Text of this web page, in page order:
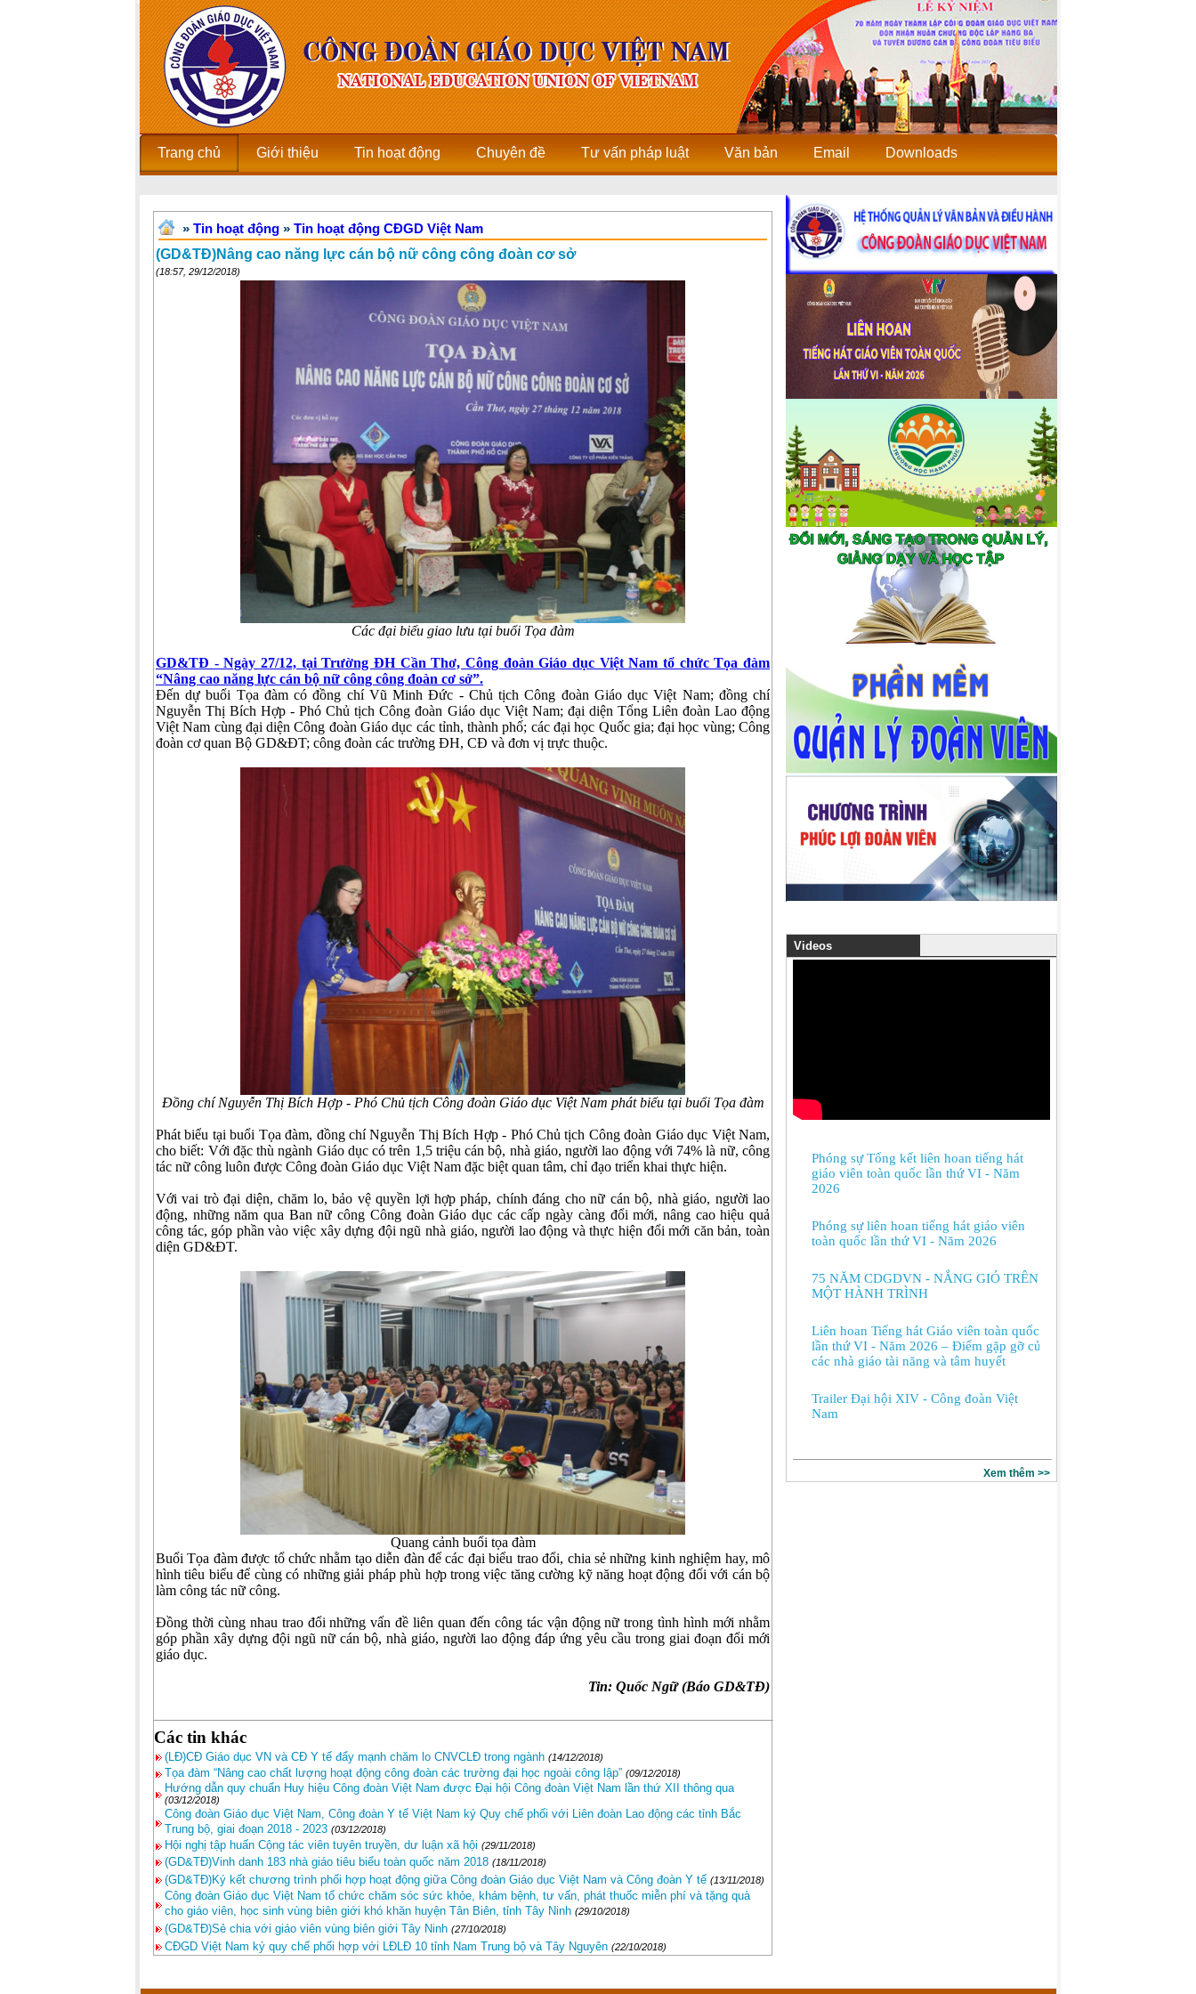
Trang chủ Giới thiệu Tin hoạt động Chuyên đề Tư vấn pháp luật Văn bản Email Downloads
» Tin hoạt động » Tin hoạt động CĐGD Việt Nam
(GD&TĐ)Nâng cao năng lực cán bộ nữ công công đoàn cơ sở
(18:57, 29/12/2018)
Các đại biểu giao lưu tại buổi Tọa đàm
GD&TĐ - Ngày 27/12, tại Trường ĐH Cần Thơ, Công đoàn Giáo dục Việt Nam tổ chức Tọa đàm
“Nâng cao năng lực cán bộ nữ công công đoàn cơ sở”.
Đến dự buổi Tọa đàm có đồng chí Vũ Minh Đức - Chủ tịch Công đoàn Giáo dục Việt Nam; đồng chí
Nguyễn Thị Bích Hợp - Phó Chủ tịch Công đoàn Giáo dục Việt Nam; đại diện Tổng Liên đoàn Lao động
Việt Nam cùng đại diện Công đoàn Giáo dục các tỉnh, thành phố; các đại học Quốc gia; đại học vùng; Công
đoàn cơ quan Bộ GD&ĐT; công đoàn các trường ĐH, CĐ và đơn vị trực thuộc.
Đồng chí Nguyễn Thị Bích Hợp - Phó Chủ tịch Công đoàn Giáo dục Việt Nam phát biểu tại buổi Tọa đàm
Phát biểu tại buổi Tọa đàm, đồng chí Nguyễn Thị Bích Hợp - Phó Chủ tịch Công đoàn Giáo dục Việt Nam,
cho biết: Với đặc thù ngành Giáo dục có trên 1,5 triệu cán bộ, nhà giáo, người lao động với 74% là nữ, công
tác nữ công luôn được Công đoàn Giáo dục Việt Nam đặc biệt quan tâm, chỉ đạo triển khai thực hiện.
Với vai trò đại diện, chăm lo, bảo vệ quyền lợi hợp pháp, chính đáng cho nữ cán bộ, nhà giáo, người lao
động, những năm qua Ban nữ công Công đoàn Giáo dục các cấp ngày càng đổi mới, nâng cao hiệu quả
công tác, góp phần vào việc xây dựng đội ngũ nhà giáo, người lao động và thực hiện đổi mới căn bản, toàn
diện GD&ĐT.
Quang cảnh buổi tọa đàm
Buổi Tọa đàm được tổ chức nhằm tạo diễn đàn để các đại biểu trao đổi, chia sẻ những kinh nghiệm hay, mô
hình tiêu biểu để cùng có những giải pháp phù hợp trong việc tăng cường kỹ năng hoạt động đối với cán bộ
làm công tác nữ công.
Đồng thời cùng nhau trao đổi những vấn đề liên quan đến công tác vận động nữ trong tình hình mới nhằm
góp phần xây dựng đội ngũ nữ cán bộ, nhà giáo, người lao động đáp ứng yêu cầu trong giai đoạn đổi mới
giáo dục.
Tin: Quốc Ngữ (Báo GD&TĐ)
Các tin khác
(LĐ)CĐ Giáo dục VN và CĐ Y tế đẩy mạnh chăm lo CNVCLĐ trong ngành (14/12/2018)
Tọa đàm “Nâng cao chất lượng hoạt động công đoàn các trường đại học ngoài công lập” (09/12/2018)
Hướng dẫn quy chuẩn Huy hiệu Công đoàn Việt Nam được Đại hội Công đoàn Việt Nam lần thứ XII thông qua
(03/12/2018)
Công đoàn Giáo dục Việt Nam, Công đoàn Y tế Việt Nam ký Quy chế phối với Liên đoàn Lao động các tỉnh Bắc
Trung bộ, giai đoạn 2018 - 2023 (03/12/2018)
Hội nghị tập huấn Cộng tác viên tuyên truyền, dư luận xã hội (29/11/2018)
(GD&TĐ)Vinh danh 183 nhà giáo tiêu biểu toàn quốc năm 2018 (18/11/2018)
(GD&TĐ)Ký kết chương trình phối hợp hoạt động giữa Công đoàn Giáo dục Việt Nam và Công đoàn Y tế (13/11/2018)
Công đoàn Giáo dục Việt Nam tổ chức chăm sóc sức khỏe, khám bệnh, tư vấn, phát thuốc miễn phí và tặng quà
cho giáo viên, học sinh vùng biên giới khó khăn huyện Tân Biên, tỉnh Tây Ninh (29/10/2018)
(GD&TĐ)Sẻ chia với giáo viên vùng biên giới Tây Ninh (27/10/2018)
CĐGD Việt Nam ký quy chế phối hợp với LĐLĐ 10 tỉnh Nam Trung bộ và Tây Nguyên (22/10/2018)
Videos
Phóng sự Tổng kết liên hoan tiếng hát
giáo viên toàn quốc lần thứ VI - Năm
2026
Phóng sự liên hoan tiếng hát giáo viên
toàn quốc lần thứ VI - Năm 2026
75 NĂM CDGDVN - NẮNG GIÓ TRÊN
MỘT HÀNH TRÌNH
Liên hoan Tiếng hát Giáo viên toàn quốc
lần thứ VI - Năm 2026 – Điểm gặp gỡ của
các nhà giáo tài năng và tâm huyết
Trailer Đại hội XIV - Công đoàn Việt
Nam
Xem thêm >>